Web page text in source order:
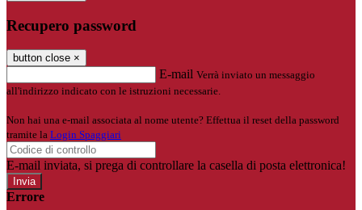
Recupero password
button close ×
E-mail Verrà inviato un messaggio
all'indirizzo indicato con le istruzioni necessarie.
Non hai una e-mail associata al nome utente? Effettua il reset della password
tramite la Login Spaggiari
E-mail inviata, si prega di controllare la casella di posta elettronica!
Errore